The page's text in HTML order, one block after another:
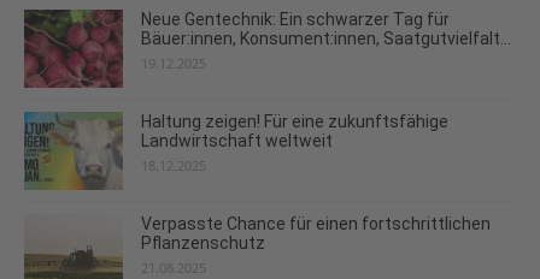
Neue Gentechnik: Ein schwarzer Tag für
Bäuer:innen, Konsument:innen, Saatgutvielfalt...
19.12.2025
Haltung zeigen! Für eine zukunftsfähige
Landwirtschaft weltweit
18.12.2025
Verpasste Chance für einen fortschrittlichen
Pflanzenschutz
21.08.2025